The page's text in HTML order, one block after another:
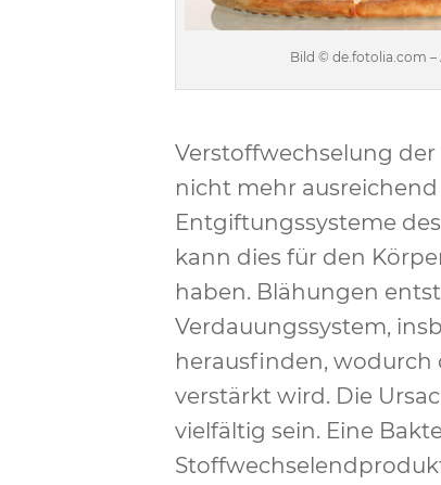
Bild © de.fotolia.com –
Verstoffwechselung
nicht mehr
Entgiftungssysteme
kann dies für den
haben. Blähungen
Verdauungssystem,
herausfinden, wodurch
verstärkt wird. Die
vielfältig sein. Eine